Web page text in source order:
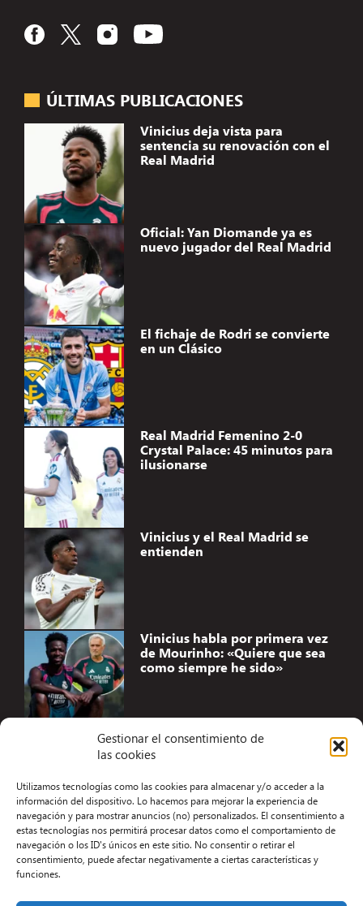
Gestionar el consentimiento de
las cookies
Utilizamos tecnologías como las cookies para almacenar y/o acceder a la
información del dispositivo. Lo hacemos para mejorar la experiencia de
navegación y para mostrar anuncios (no) personalizados. El consentimiento a
estas tecnologías nos permitirá procesar datos como el comportamiento de
navegación o los ID's únicos en este sitio. No consentir o retirar el
consentimiento, puede afectar negativamente a ciertas características y
funciones.
ÚLTIMAS PUBLICACIONES
Vinicius deja vista para
sentencia su renovación con el
Real Madrid
Oficial: Yan Diomande ya es
nuevo jugador del Real Madrid
El fichaje de Rodri se convierte
en un Clásico
Real Madrid Femenino 2-0
Crystal Palace: 45 minutos para
ilusionarse
Vinicius y el Real Madrid se
entienden
Vinicius habla por primera vez
de Mourinho: «Quiere que sea
como siempre he sido»
Aviso Legal
Términos y condiciones
Política de privacidad